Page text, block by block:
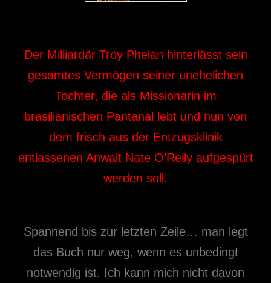
Der Milliardär Troy Phelan hinterlässt sein
gesamtes Vermögen seiner unehelichen
Tochter, die als Missionarin im
brasilianischen Pantanal lebt und nun von
dem frisch aus der Entzugsklinik
entlassenen Anwalt Nate O’Reily aufgespürt
werden soll.
Spannend bis zur letzten Zeile… man legt
das Buch nur weg, wenn es unbedingt
notwendig ist. Ich kann mich nicht davon